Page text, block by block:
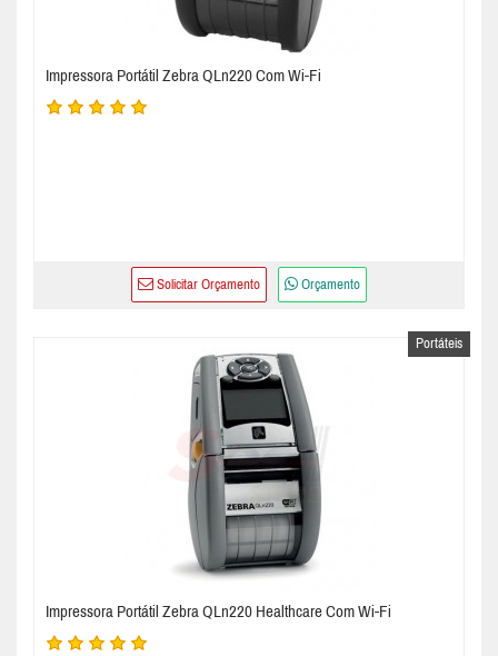
Impressora Portátil Zebra QLn220 Com Wi-Fi
Solicitar Orçamento Orçamento
Portáteis
Impressora Portátil Zebra QLn220 Healthcare Com Wi-Fi